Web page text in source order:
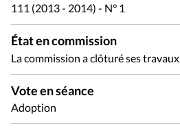
111 (2013 - 2014) - N° 1
État en commission
La commission a clôturé ses travaux
Vote en séance
Adoption